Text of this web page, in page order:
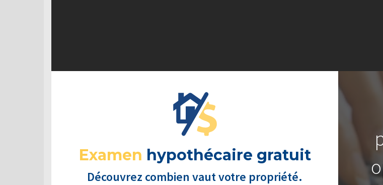
Examen hypothécaire gratuit
Découvrez combien vaut votre propriété.